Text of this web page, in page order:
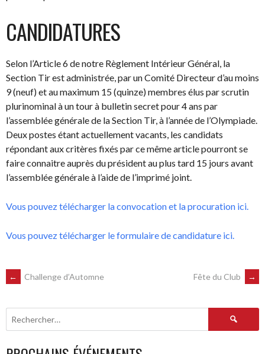
CANDIDATURES
Selon l’Article 6 de notre Règlement Intérieur Général, la
Section Tir est administrée, par un Comité Directeur d’au moins
9 (neuf) et au maximum 15 (quinze) membres élus par scrutin
plurinominal à un tour à bulletin secret pour 4 ans par
l’assemblée générale de la Section Tir, à l’année de l’Olympiade.
Deux postes étant actuellement vacants, les candidats
répondant aux critères fixés par ce même article pourront se
faire connaitre auprès du président au plus tard 15 jours avant
l’assemblée générale à l’aide de l’imprimé joint.
Vous pouvez télécharger la convocation et la procuration ici.
Vous pouvez télécharger le formulaire de candidature ici.
NAVIGATION
DES
← Challenge d’Automne Fête du Club →
Rechercher :